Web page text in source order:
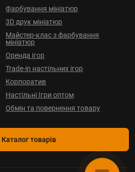
Фарбування мініатюр
3D друк мініатюр
Майстер-клас з фарбування
мініатюр
Оренда ігор
Trade-in настільних ігор
Корпоратив
Настільні Ігри оптом
Обмін та повернення товару
Каталог товарів